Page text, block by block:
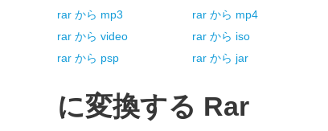
rar から mp3 rar から mp4
rar から video rar から iso
rar から psp rar から jar
に変換する Rar